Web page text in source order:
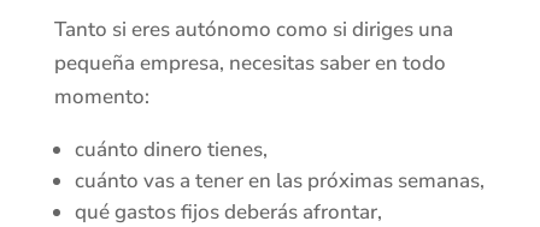
Tanto si eres autónomo como si diriges una
pequeña empresa, necesitas saber en todo
momento:
cuánto dinero tienes,
cuánto vas a tener en las próximas semanas,
qué gastos fijos deberás afrontar,